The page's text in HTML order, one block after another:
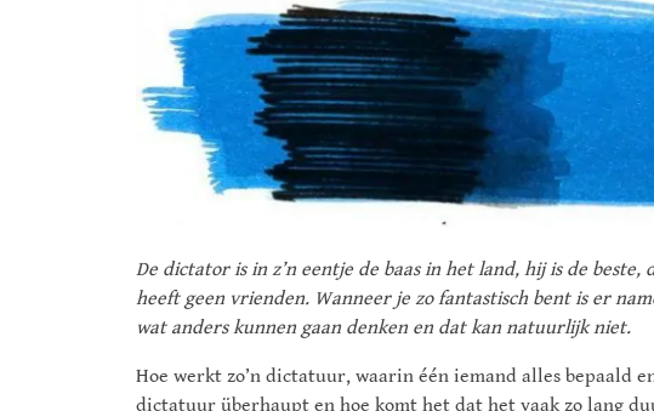
De dictator is in z’n eentje de baas in het land, hij is de
heeft geen vrienden. Wanneer je zo fantastisch bent is er
wat anders kunnen gaan denken en dat kan natuurlijk niet.
Hoe werkt zo’n dictatuur, waarin één iemand alles bepaald
dictatuur überhaupt en hoe komt het dat het vaak zo lang